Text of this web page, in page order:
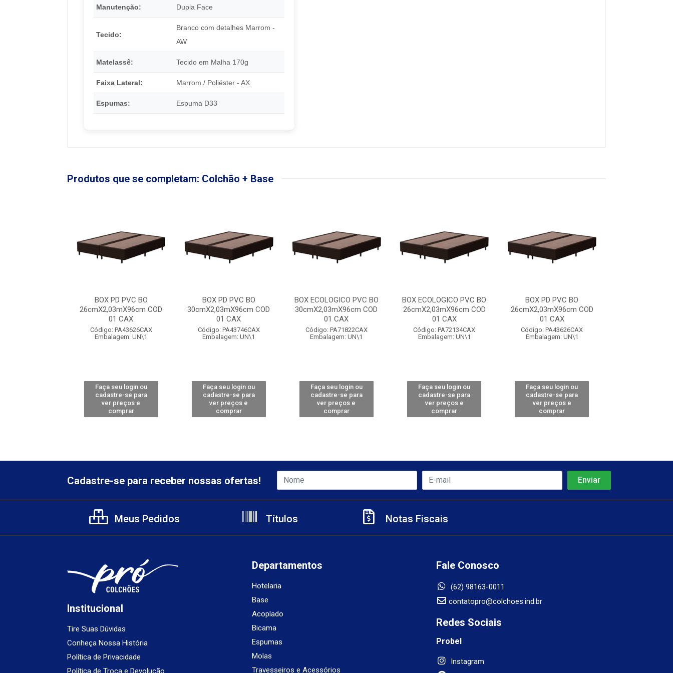
Manutenção: Dupla Face
Tecido:
Branco com detalhes Marrom -
AW
Matelassê: Tecido em Malha 170g
Faixa Lateral: Marrom / Poliéster - AX
Espumas: Espuma D33
Produtos que se completam: Colchão + Base
BOX PD PVC BO
26cmX2,03mX96cm COD
01 CAX
Código: PA43626CAX
Embalagem: UN\1
Faça seu login ou
cadastre-se para
ver preços e
comprar
BOX PD PVC BO
30cmX2,03mX96cm COD
01 CAX
Código: PA43746CAX
Embalagem: UN\1
Faça seu login ou
cadastre-se para
ver preços e
comprar
BOX ECOLOGICO PVC BO
30cmX2,03mX96cm COD
01 CAX
Código: PA71822CAX
Embalagem: UN\1
Faça seu login ou
cadastre-se para
ver preços e
comprar
BOX ECOLOGICO PVC BO
26cmX2,03mX96cm COD
01 CAX
Código: PA72134CAX
Embalagem: UN\1
Faça seu login ou
cadastre-se para
ver preços e
comprar
BOX PD PVC BO
26cmX2,03mX96cm COD
01 CAX
Código: PA43626CAX
Embalagem: UN\1
Faça seu login ou
cadastre-se para
ver preços e
comprar
Cadastre-se para receber nossas ofertas!
Meus Pedidos Títulos Notas Fiscais
Institucional
Tire Suas Dúvidas
Conheça Nossa História
Política de Privacidade
Política de Troca e Devolução
Departamentos
Hotelaria
Base
Acoplado
Bicama
Espumas
Molas
Travesseiros e Acessórios
Fale Conosco
(62) 98163-0011
contatopro@colchoes.ind.br
Redes Sociais
Probel
Instagram